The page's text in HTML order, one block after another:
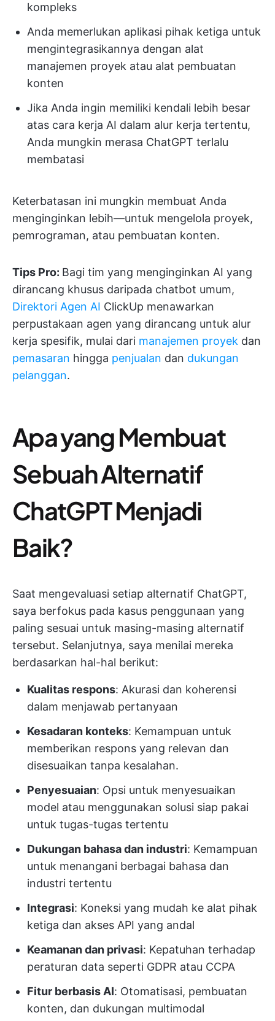
kompleks
Anda memerlukan aplikasi pihak ketiga untuk
mengintegrasikannya dengan alat
manajemen proyek atau alat pembuatan
konten
Jika Anda ingin memiliki kendali lebih besar
atas cara kerja AI dalam alur kerja tertentu,
Anda mungkin merasa ChatGPT terlalu
membatasi
Keterbatasan ini mungkin membuat Anda
menginginkan lebih—untuk mengelola proyek,
pemrograman, atau pembuatan konten.
Tips Pro: Bagi tim yang menginginkan AI yang
dirancang khusus daripada chatbot umum,
Direktori Agen AI ClickUp menawarkan
perpustakaan agen yang dirancang untuk alur
kerja spesifik, mulai dari manajemen proyek dan
pemasaran hingga penjualan dan dukungan
pelanggan.
Apa yang Membuat
Sebuah Alternatif
ChatGPT Menjadi
Baik?
Saat mengevaluasi setiap alternatif ChatGPT,
saya berfokus pada kasus penggunaan yang
paling sesuai untuk masing-masing alternatif
tersebut. Selanjutnya, saya menilai mereka
berdasarkan hal-hal berikut:
Kualitas respons: Akurasi dan koherensi
dalam menjawab pertanyaan
Kesadaran konteks: Kemampuan untuk
memberikan respons yang relevan dan
disesuaikan tanpa kesalahan.
Penyesuaian: Opsi untuk menyesuaikan
model atau menggunakan solusi siap pakai
untuk tugas-tugas tertentu
Dukungan bahasa dan industri: Kemampuan
untuk menangani berbagai bahasa dan
industri tertentu
Integrasi: Koneksi yang mudah ke alat pihak
ketiga dan akses API yang andal
Keamanan dan privasi: Kepatuhan terhadap
peraturan data seperti GDPR atau CCPA
Fitur berbasis AI: Otomatisasi, pembuatan
konten, dan dukungan multimodal